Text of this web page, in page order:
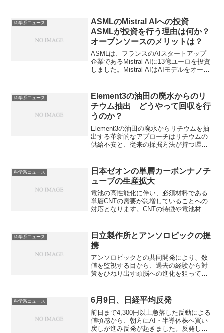
ンショット事業の一つです。Waymoの特
徴や他の自動運転車との違いは何かを知
ることができます。
科学系ニュース
ASMLのMistral AIへの投資
ASMLが投資を行う理由は何か？
オープンソースのメリットは？
ASMLは、フランスのAIスタートアップ
企業であるMistral AIに13億ユーロを投資
しました。Mistral AIはAIモデルをオープ
ます。ASMLが投資を行う理由やオープ
ンソースのメリットは何かを知ることが
できます。
科学系ニュース
Element3の油田の廃水からのリ
チウム抽出 どうやって回収を行
うのか？
Element3の油田の廃水からリチウムを抽
出する革新的なアプローチはリチウムの
供給不安と、従来の採掘方法が持つ環境
使用されるのか知ることができます。
科学系ニュース
日本ゼオンの単層カーボンナノチ
ューブの生産拡大
電池の高性能化に伴い、必須材料である
単層CNTの需要が急増していることへの
対応となります。CNTの特徴や電池材料
科学系ニュース
日立製作所とアンソロピックの提
携
アンソロピックとの共同開発により、数
値を監視する目から、過去の経験から対
策をひねり出す頭脳への進化を狙ってい
きます。
科学系ニュース 6月9日、日経平均反発
前日まで4,300円以上急落した反動による
値頃感から、朝方にAI・半導体株へ買い
戻しが進み反発が起きました。反発した